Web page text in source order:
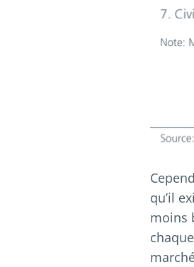
qu’il
moins